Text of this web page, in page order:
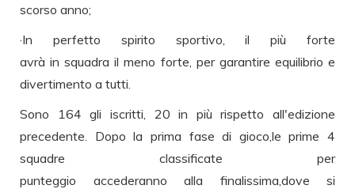
scorso anno;
·In perfetto spirito sportivo, il più forte
avrà in squadra il meno forte, per garantire equilibrio e
divertimento a tutti.
Sono 164 gli iscritti, 20 in più rispetto all'edizione
precedente. Dopo la prima fase di gioco,le prime 4
squadre classificate per
punteggio accederanno alla finalissima,dove si